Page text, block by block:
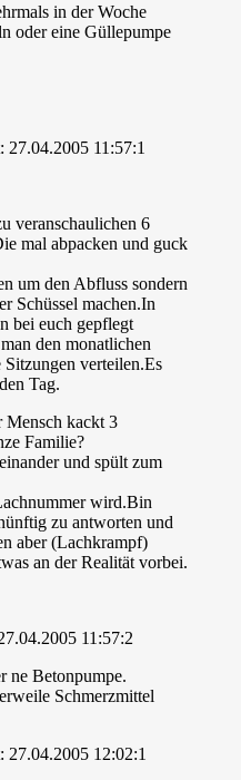
in der Woche
oder eine Güllepumpe
11:57:1
veranschaulichen 6
mal abpacken und guck
um den Abfluss sondern
Schüssel machen.In
bei euch gepflegt
den monatlichen
verteilen.Es
Tag.
Mensch kackt 3
Familie?
und spült zum
wird.Bin
zu antworten und
aber (Lachkrampf)
an der Realität vorbei.
11:57:2
ne Betonpumpe.
Schmerzmittel
12:02:1